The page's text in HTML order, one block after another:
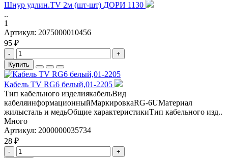
Шнур удлин.TV 2м (шт-шт) ДОРИ 1130
..
1
Артикул: 2075000010456
95 ₽
-
+
Купить
Кабель TV RG6 белый,01-2205
Тип кабельного изделиякабельВид
кабеляинформационныйМаркировкаRG-6UМатериал
жилысталь и медьОбщие характеристикиТип кабельного изд..
Много
Артикул: 2000000035734
28 ₽
-
+